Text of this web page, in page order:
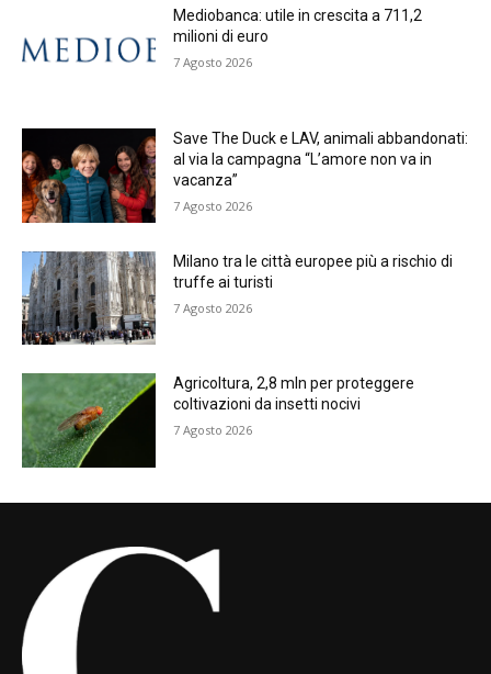
Mediobanca: utile in crescita a 711,2
milioni di euro
7 Agosto 2026
Save The Duck e LAV, animali abbandonati:
al via la campagna “L’amore non va in
vacanza”
7 Agosto 2026
Milano tra le città europee più a rischio di
truffe ai turisti
7 Agosto 2026
Agricoltura, 2,8 mln per proteggere
coltivazioni da insetti nocivi
7 Agosto 2026